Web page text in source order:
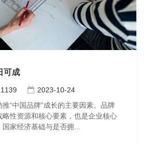
可成
1139
2023-10-24
“中国品牌”成长的主要因素。品牌
性资源和核心要素，也是企业核心
家经济基础与是否拥...